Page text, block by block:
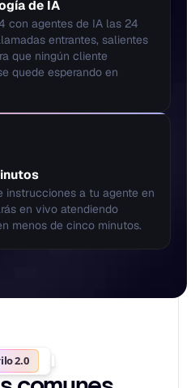
de IA
con agentes de IA las 24
entrantes, salientes
que ningún cliente
quede esperando en
instrucciones a tu agente en
en vivo atendiendo
menos de cinco minutos.
2.0